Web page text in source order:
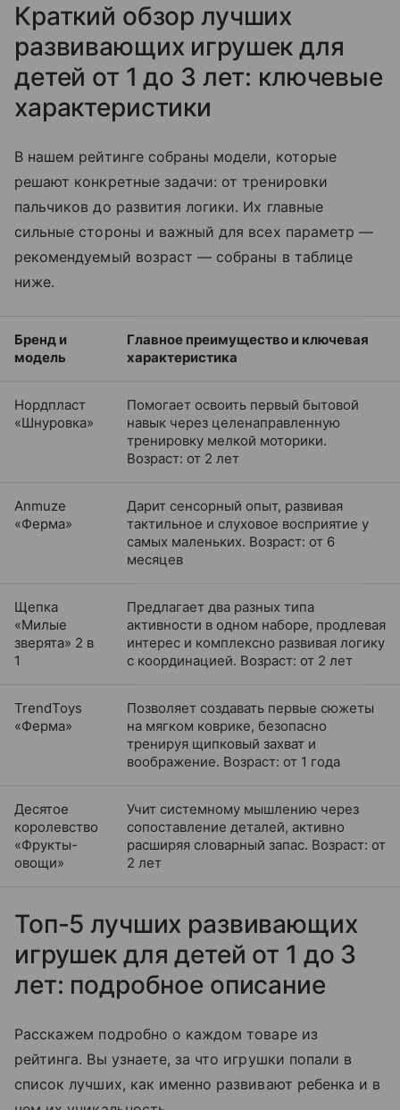
Краткий обзор лучших
развивающих игрушек для
детей от 1 до 3 лет: ключевые
характеристики
В нашем рейтинге собраны модели, которые
решают конкретные задачи: от тренировки
пальчиков до развития логики. Их главные
сильные стороны и важный для всех параметр —
рекомендуемый возраст — собраны в таблице
ниже.
Бренд и
модель
Главное преимущество и ключевая
характеристика
Нордпласт
«Шнуровка»
Помогает освоить первый бытовой
навык через целенаправленную
тренировку мелкой моторики.
Возраст: от 2 лет
Anmuze
«Ферма»
Дарит сенсорный опыт, развивая
тактильное и слуховое восприятие у
самых маленьких. Возраст: от 6
месяцев
Щепка
«Милые
зверята» 2 в
1
Предлагает два разных типа
активности в одном наборе, продлевая
интерес и комплексно развивая логику
с координацией. Возраст: от 2 лет
TrendToys
«Ферма»
Позволяет создавать первые сюжеты
на мягком коврике, безопасно
тренируя щипковый захват и
воображение. Возраст: от 1 года
Десятое
королевство
«Фрукты-
овощи»
Учит системному мышлению через
сопоставление деталей, активно
расширяя словарный запас. Возраст: от
2 лет
Топ-5 лучших развивающих
игрушек для детей от 1 до 3
лет: подробное описание
Расскажем подробно о каждом товаре из
рейтинга. Вы узнаете, за что игрушки попали в
список лучших, как именно развивают ребенка и в